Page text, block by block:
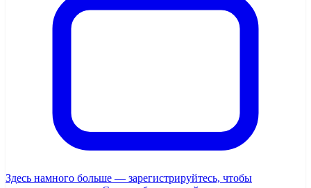
Здесь намного больше — зарегистрируйтесь, чтобы